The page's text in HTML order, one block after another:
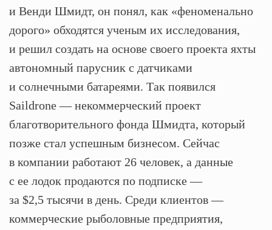
и Венди Шмидт, он понял, как «феноменально
дорого» обходятся ученым их исследования,
и решил создать на основе своего проекта яхты
автономный парусник с датчиками
и солнечными батареями. Так появился
Saildrone — некоммерческий проект
благотворительного фонда Шмидта, который
позже стал успешным бизнесом. Сейчас
в компании работают 26 человек, а данные
с ее лодок продаются по подписке —
за $2,5 тысячи в день. Среди клиентов —
коммерческие рыболовные предприятия,